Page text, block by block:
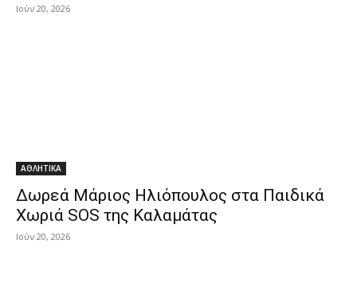
Ιούν 20, 2026
ΑΘΛΗΤΙΚΑ
Δωρεά Μάριος Ηλιόπουλος στα Παιδικά
Χωριά SOS της Καλαμάτας
Ιούν 20, 2026